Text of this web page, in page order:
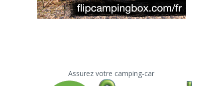
Assurez votre camping-car